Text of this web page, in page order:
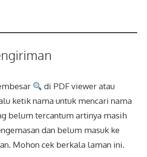
di PDF viewer atau
ketik nama untuk mencari nama
belum tercantum artinya masih
dan belum masuk ke
Mohon cek berkala laman ini.